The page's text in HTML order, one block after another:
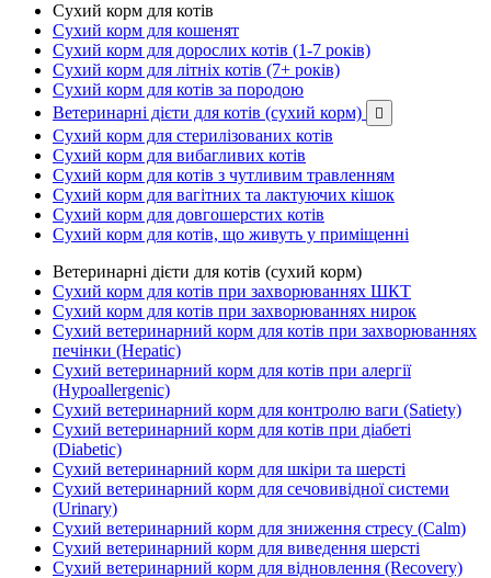
Сухий корм для котів
Сухий корм для кошенят
Сухий корм для дорослих котів (1-7 років)
Сухий корм для літніх котів (7+ років)
Сухий корм для котів за породою
Ветеринарні дієти для котів (сухий корм)

Сухий корм для стерилізованих котів
Сухий корм для вибагливих котів
Сухий корм для котів з чутливим травленням
Сухий корм для вагітних та лактуючих кішок
Сухий корм для довгошерстих котів
Сухий корм для котів, що живуть у приміщенні
Ветеринарні дієти для котів (сухий корм)
Сухий корм для котів при захворюваннях ШКТ
Сухий корм для котів при захворюваннях нирок
Сухий ветеринарний корм для котів при захворюваннях
печінки (Hepatic)
Сухий ветеринарний корм для котів при алергії
(Hypoallergenic)
Сухий ветеринарний корм для контролю ваги (Satiety)
Сухий ветеринарний корм для котів при діабеті
(Diabetic)
Сухий ветеринарний корм для шкіри та шерсті
Сухий ветеринарний корм для сечовивідної системи
(Urinary)
Сухий ветеринарний корм для зниження стресу (Calm)
Сухий ветеринарний корм для виведення шерсті
Сухий ветеринарний корм для відновлення (Recovery)